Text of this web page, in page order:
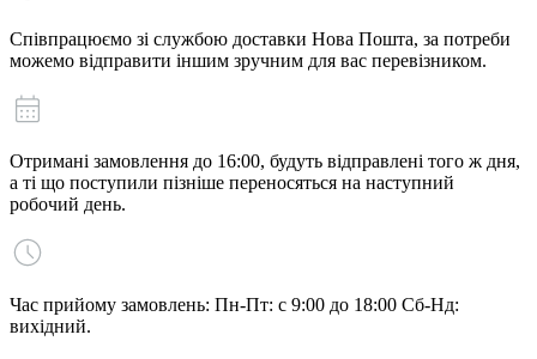
Співпрацюємо зі службою доставки Нова Пошта, за потреби
можемо відправити іншим зручним для вас перевізником.
Отримані замовлення до 16:00, будуть відправлені того ж дня,
а ті що поступили пізніше переносяться на наступний
робочий день.
Час прийому замовлень: Пн-Пт: с 9:00 до 18:00 Сб-Нд:
вихідний.